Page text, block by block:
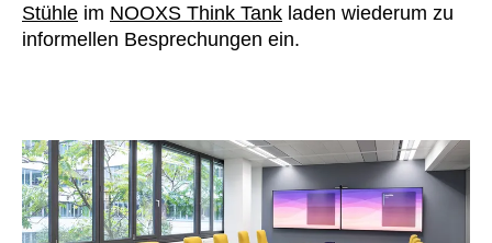
Stühle im NOOXS Think Tank laden wiederum zu
informellen Besprechungen ein.